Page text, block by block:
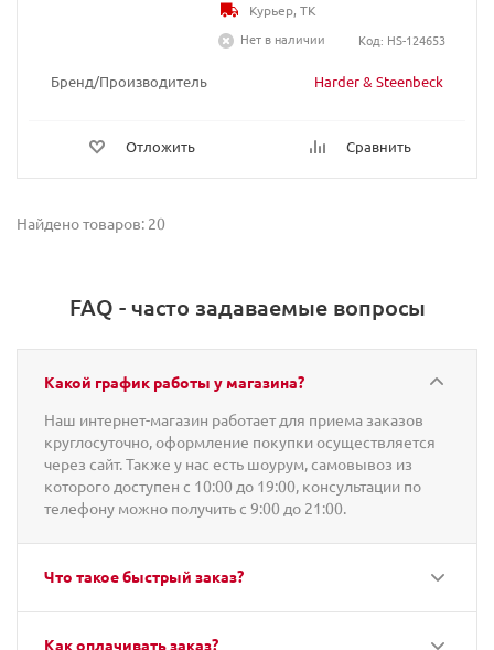
Бренд/Производитель Harder & Steenbeck
Отложить Сравнить
Курьер, ТК
Нет в наличии
Код: HS-124653
Найдено товаров: 20
FAQ - часто задаваемые вопросы
Какой график работы у магазина?
Наш интернет-магазин работает для приема заказов
круглосуточно, оформление покупки осуществляется
через сайт. Также у нас есть шоурум, самовывоз из
которого доступен с 10:00 до 19:00, консультации по
телефону можно получить с 9:00 до 21:00.
Что такое быстрый заказ?
Как оплачивать заказ?